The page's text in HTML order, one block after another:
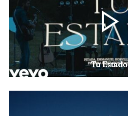
Tu Estado